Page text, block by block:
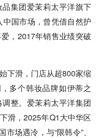
集团爱茉莉太平洋旗下
国市场，曾凭借自然护
，2017年销售业绩突破
下滑，门店从超800家缩
多个韩妆品牌如伊蒂之
整。爱茉莉太平洋集团
滑，2025年Q1大中华区
场遇冷，与“限韩令”、